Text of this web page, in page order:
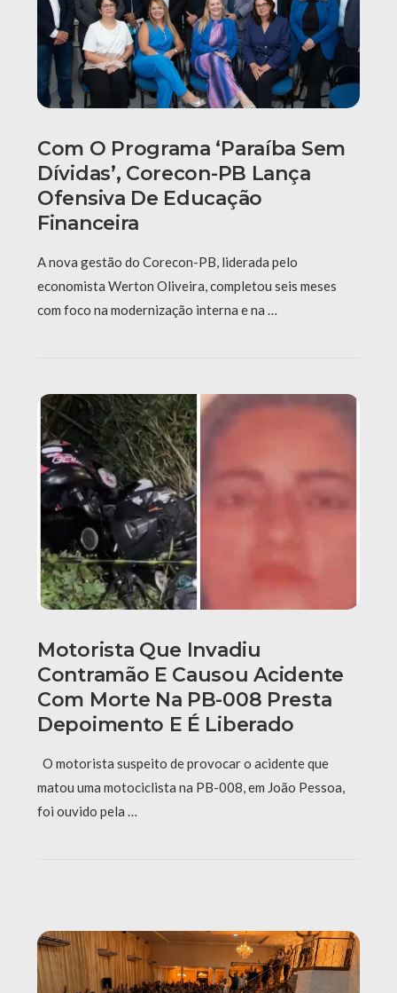
Com O Programa ‘Paraíba Sem
Dívidas’, Corecon-PB Lança
Ofensiva De Educação
Financeira
A nova gestão do Corecon-PB, liderada pelo
economista Werton Oliveira, completou seis meses
com foco na modernização interna e na …
Motorista Que Invadiu
Contramão E Causou Acidente
Com Morte Na PB-008 Presta
Depoimento E É Liberado
O motorista suspeito de provocar o acidente que
matou uma motociclista na PB-008, em João Pessoa,
foi ouvido pela …